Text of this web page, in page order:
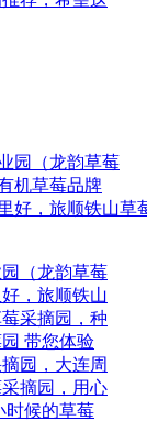
（龙韵草莓
，旅顺铁山
采摘园，种
带您体验
园，大连周
摘园，用心
时候的草莓